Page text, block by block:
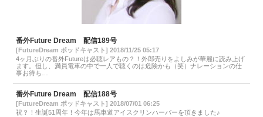
番外Future Dream 配信189号
[FutureDream ポッドキャスト] 2018/11/25 05:17
4ヶ月ぶりの番外Futureは必聴レアもの？！外郎売りをよしみが華麗に読み上げ
ます。但し、満員電車の中で一人で聴くのは危険かも（笑）ナレーションの仕
事お待ち…
番外Future Dream 配信188号
[FutureDream ポッドキャスト] 2018/07/01 06:25
祝？！生誕51周年！今年は馬車道アイスクリンハーバーを頂きました♪